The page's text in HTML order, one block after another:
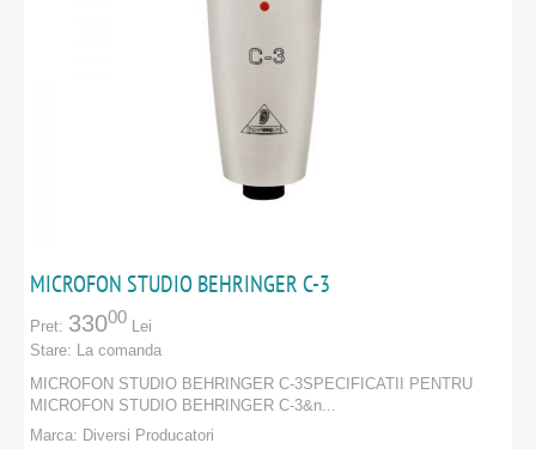
MICROFON STUDIO BEHRINGER C-3
Pret: 33000 Lei
Stare: La comanda
MICROFON STUDIO BEHRINGER C-3SPECIFICATII PENTRU
MICROFON STUDIO BEHRINGER C-3&n...
Marca: Diversi Producatori